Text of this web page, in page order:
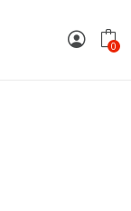
0
Attivare